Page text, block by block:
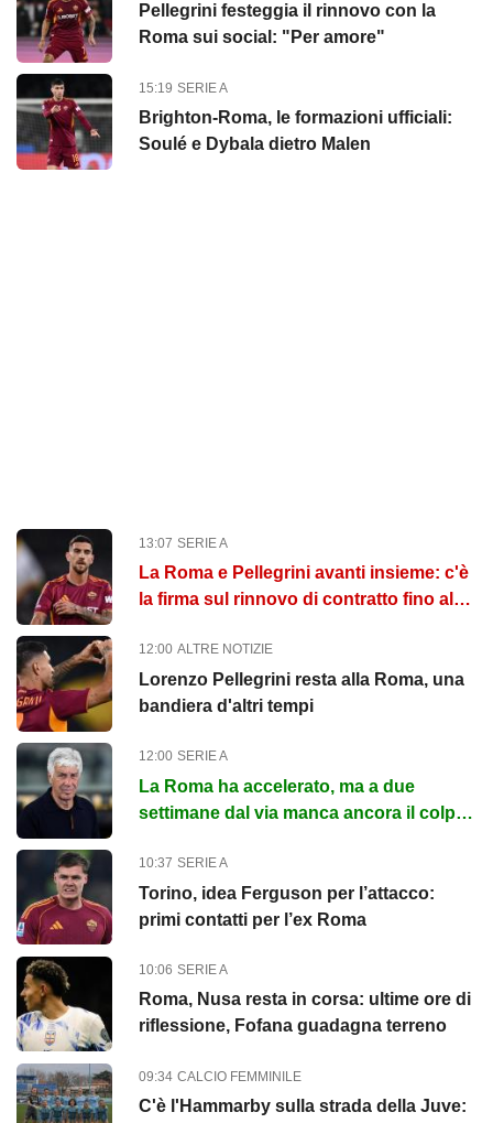
Pellegrini festeggia il rinnovo con la
Roma sui social: "Per amore"
15:19 SERIE A
Brighton-Roma, le formazioni ufficiali:
Soulé e Dybala dietro Malen
13:07 SERIE A
La Roma e Pellegrini avanti insieme: c'è
la firma sul rinnovo di contratto fino al
12:00 ALTRE NOTIZIE
Lorenzo Pellegrini resta alla Roma, una
bandiera d'altri tempi
12:00 SERIE A
La Roma ha accelerato, ma a due
settimane dal via manca ancora il colpo
10:37 SERIE A
Torino, idea Ferguson per l’attacco:
primi contatti per l’ex Roma
10:06 SERIE A
Roma, Nusa resta in corsa: ultime ore di
riflessione, Fofana guadagna terreno
09:34 CALCIO FEMMINILE
C'è l'Hammarby sulla strada della Juve: